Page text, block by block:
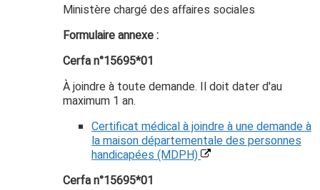
Ministère chargé des affaires sociales
Formulaire annexe :
Cerfa n°15695*01
À joindre à toute demande. Il doit dater d'au
maximum 1 an.
Certificat médical à joindre à une demande à
la maison départementale des personnes
handicapées (MDPH)
Cerfa n°15695*01